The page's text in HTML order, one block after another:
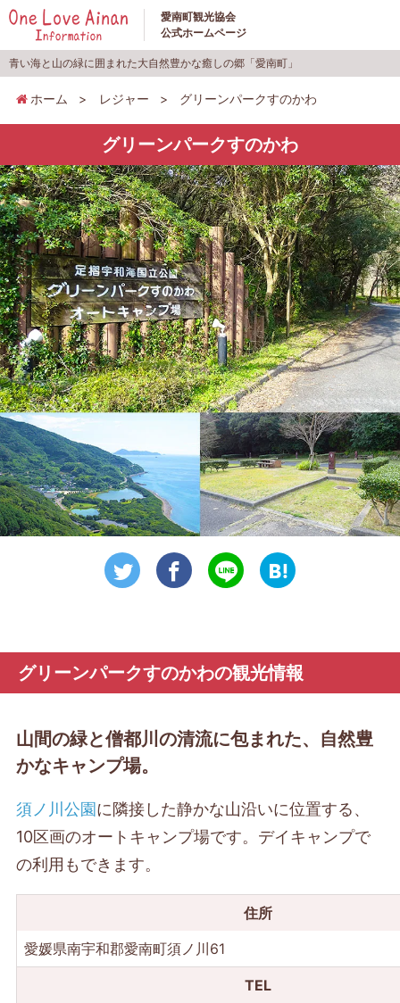
愛南町観光協会
公式ホームページ
青い海と山の緑に囲まれた大自然豊かな癒しの郷「愛南町」
ホーム > レジャー > グリーンパークすのかわ
グリーンパークすのかわ
グリーンパークすのかわの観光情報
山間の緑と僧都川の清流に包まれた、自然豊
かなキャンプ場。
須ノ川公園に隣接した静かな山沿いに位置する、
10区画のオートキャンプ場です。デイキャンプで
の利用もできます。
住所
愛媛県南宇和郡愛南町須ノ川61
TEL